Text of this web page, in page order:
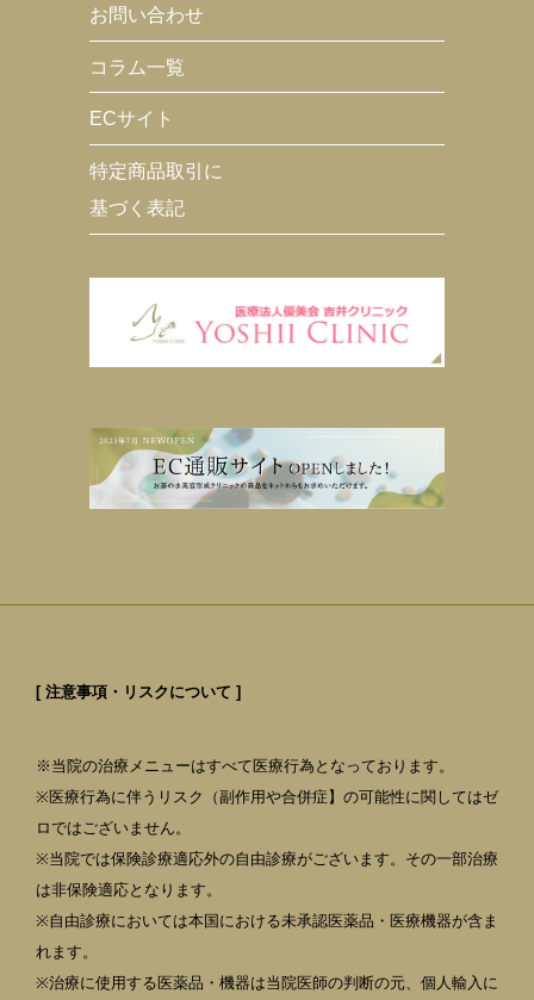
お問い合わせ
コラム一覧
ECサイト
特定商品取引に
基づく表記
[ 注意事項・リスクについて ]
※当院の治療メニューはすべて医療行為となっております。
※医療行為に伴うリスク（副作用や合併症】の可能性に関してはゼ
ロではございません。
※当院では保険診療適応外の自由診療がございます。その一部治療
は非保険適応となります。
※自由診療においては本国における未承認医薬品・医療機器が含ま
れます。
※治療に使用する医薬品・機器は当院医師の判断の元、個人輸入に